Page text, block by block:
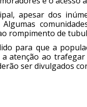
apesar dos
rompimento de
para que a
atenção ao
ser divulgados